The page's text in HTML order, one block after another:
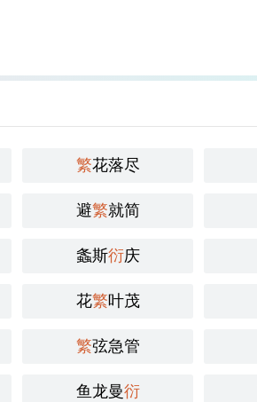
繁花落尽
避繁就简
螽斯衍庆
花繁叶茂
繁弦急管
鱼龙曼衍